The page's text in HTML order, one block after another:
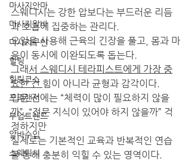
마사지안마
마사지알바
마사지구인
힐링
힐링코스
프리랜서
부업트렌드
알바수입
스웨디시
스웨디시는 강한 압보다는 부드러운 리듬
과 호흡에 집중하는 관리다.
오일을 사용해 근육의 긴장을 풀고, 몸과 마
음이 동시에 이완되도록 돕는다.
그래서 스웨디시 테라피스트에게 가장 중
요한 건 힘이 아니라 균형과 감각이다.
입문 전에는 “체력이 많이 필요하지 않을
까”, “전문 지식이 있어야 하지 않을까” 걱
정하지만
실제로는 기본적인 교육과 반복적인 연습
을 통해 충분히 익힐 수 있는 영역이다.